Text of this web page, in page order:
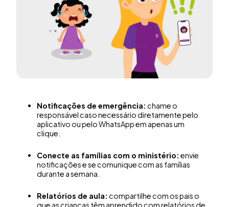
Notificações de emergência: chame o
responsável caso necessário diretamente pelo
aplicativo ou pelo WhatsApp em apenas um
clique.
Conecte as famílias com o ministério: envie
notificações e se comunique com as famílias
durante a semana.
Relatórios de aula: compartilhe com os pais o
que as crianças têm aprendido com relatórios de